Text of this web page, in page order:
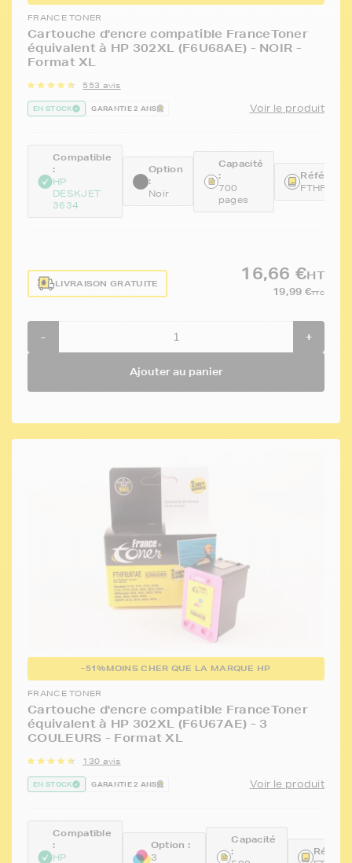
FRANCE TONER
Cartouche d'encre compatible FranceToner
équivalent à HP 302XL (F6U68AE) - NOIR -
Format XL
553 avis
EN STOCK GARANTIE 2 ANS Voir le produit
Compatible
:
HP
DESKJET
3634
Option
:
Noir
Capacité
:
700
pages
LIVRAISON GRATUITE
16,66 €HT
19,99 €TTC
- +
Ajouter au panier
-51%MOINS CHER QUE LA MARQUE HP
FRANCE TONER
Cartouche d'encre compatible FranceToner
équivalent à HP 302XL (F6U67AE) - 3
COULEURS - Format XL
130 avis
EN STOCK GARANTIE 2 ANS Voir le produit
Compatible
:
HP
Option :
3
Capacité
: